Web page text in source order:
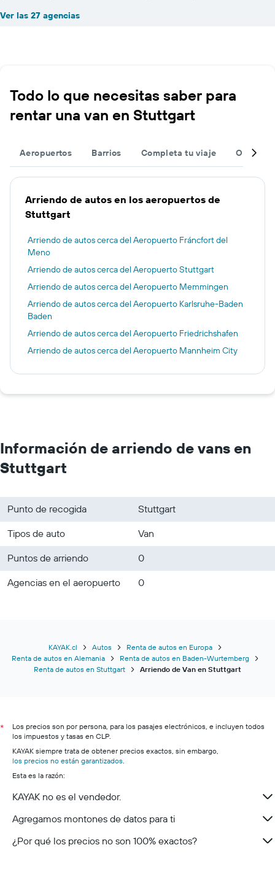
Ver las 27 agencias
Todo lo que necesitas saber para
rentar una van en Stuttgart
Aeropuertos Barrios Completa tu viaje Otros
Arriendo de autos en los aeropuertos de
Stuttgart
Arriendo de autos cerca del Aeropuerto Fráncfort del
Meno
Arriendo de autos cerca del Aeropuerto Stuttgart
Arriendo de autos cerca del Aeropuerto Memmingen
Arriendo de autos cerca del Aeropuerto Karlsruhe-Baden
Baden
Arriendo de autos cerca del Aeropuerto Friedrichshafen
Arriendo de autos cerca del Aeropuerto Mannheim City
Información de arriendo de vans en
Stuttgart
Punto de recogida
Stuttgart
Tipos de auto
Van
Puntos de arriendo
0
Agencias en el aeropuerto
0
KAYAK.cl Autos
Renta de autos en Europa
Renta de autos en Alemania
Renta de autos en Baden-Wurtemberg
Renta de autos en Stuttgart
Arriendo de Van en Stuttgart
*
Los precios son por persona, para los pasajes electrónicos, e incluyen todos
los impuestos y tasas en CLP.
KAYAK siempre trata de obtener precios exactos, sin embargo,
los precios no están garantizados.
Esta es la razón:
KAYAK no es el vendedor.
Agregamos montones de datos para ti
¿Por qué los precios no son 100% exactos?